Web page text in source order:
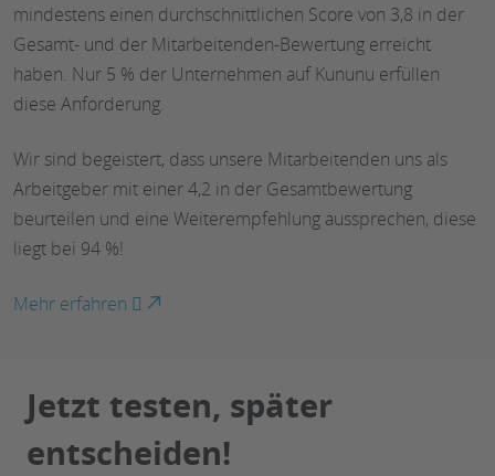
mindestens einen durchschnittlichen Score von 3,8 in der
Gesamt- und der Mitarbeitenden-Bewertung erreicht
haben. Nur 5 % der Unternehmen auf Kununu erfüllen
diese Anforderung.
Wir sind begeistert, dass unsere Mitarbeitenden uns als
Arbeitgeber mit einer 4,2 in der Gesamtbewertung
beurteilen und eine Weiterempfehlung aussprechen, diese
liegt bei 94 %!
Mehr erfahren
Jetzt testen, später
entscheiden!